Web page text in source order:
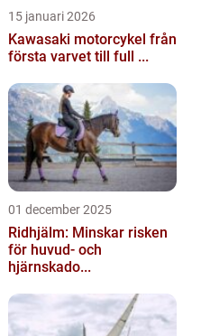
15 januari 2026
Kawasaki motorcykel från
första varvet till full ...
01 december 2025
Ridhjälm: Minskar risken
för huvud- och
hjärnskado...